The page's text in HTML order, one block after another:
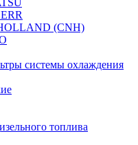
(CNH)
системы охлаждения
топлива